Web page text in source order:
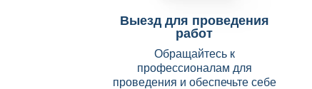
Выезд для проведения
работ
Обращайтесь к
профессионалам для
проведения и обеспечьте себе